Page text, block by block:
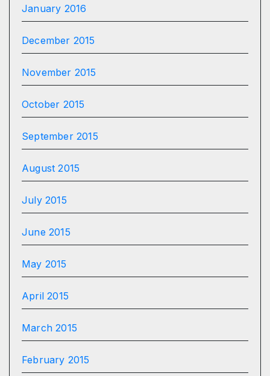
January 2016
December 2015
November 2015
October 2015
September 2015
August 2015
July 2015
June 2015
May 2015
April 2015
March 2015
February 2015